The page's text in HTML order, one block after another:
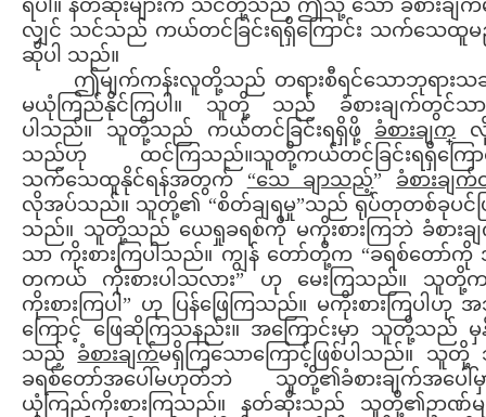
ရပါ။ နတ်ဆိုးများက သင်တို့သည် ဤသို့ သော ခံစားချက်
လျှင် သင်သည် ကယ်တင်ခြင်းရရှိကြောင်း သက်သေထူ
ဆိုပါ သည်။
ဤမျက်ကန်းလူတို့သည် တရားစီရင်သောဘုရားသ
မယုံကြည်နိုင်ကြပါ။ သူတို့ သည် ခံစားချက်တွင်သာ
ပါသည်။ သူတို့သည် ကယ်တင်ခြင်းရရှိဖို့ ခံစားချက
သည်ဟု ထင်ကြသည်။သူတို့ကယ်တင်ခြင်းရရှိကြော
သက်သေထူနိုင်ရန်အတွက် “သေ ချာသည့်” ခံစားချ
လိုအပ်သည်။ သူတို့၏ “စိတ်ချရမှု”သည် ရုပ်တုတစ်ခုပင်ဖြ
သည်။ သူတို့သည် ယေရှုခရစ်ကို မကိုးစားကြဘဲ ခံစားခ
သာ ကိုးစားကြပါသည်။ ကျွန် တော်တို့က “ခရစ်တော်ကို
တကယ် ကိုးစားပါသလား” ဟု မေးကြသည်။ သူတို့
ကိုးစားကြပါ” ဟု ပြန်ဖြေကြသည်။ မကိုးစားကြပါဟု
ကြောင့် ဖြေဆိုကြသနည်း။ အကြောင်းမှာ သူတို့သည်
သည့် ခံစားချက်မရှိကြသောကြောင့်ဖြစ်ပါသည်။ သူ
ခရစ်တော်အပေါ်မဟုတ်ဘဲ သူတို့၏ခံစားချက်အပေါ်မှ
ယုံကြည်ကိုးစားကြသည်။ နတ်ဆိုးသည် သူတို့၏ဥာဏ်မ